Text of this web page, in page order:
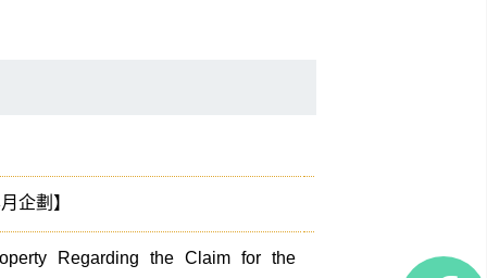
企劃】
Regarding the Claim for the